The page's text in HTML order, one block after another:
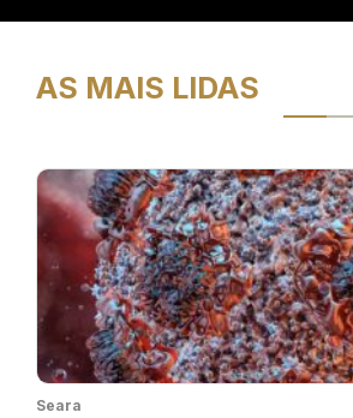
AS MAIS LIDAS
Seara